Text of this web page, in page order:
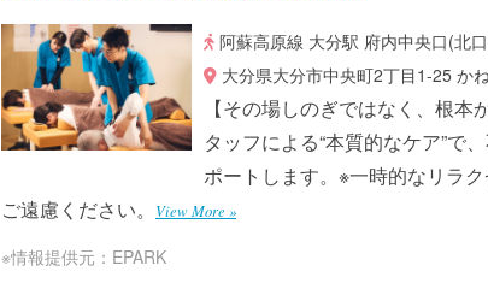
阿蘇高原線 大分駅 府内中央口(北
大分県大分市中央町2丁目1-25 か
【その場しのぎではなく、根
タッフによる“本質的なケア”で
ポートします。※一時的なリラ
ご遠慮ください。
View More »
※情報提供元：EPARK